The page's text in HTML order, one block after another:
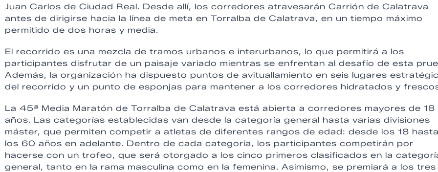
Juan Carlos de Ciudad Real. Desde allí, los corredores atravesarán Carrión de Calatrava
antes de dirigirse hacia la línea de meta en Torralba de Calatrava, en un tiempo máximo
permitido de dos horas y media.
El recorrido es una mezcla de tramos urbanos e interurbanos, lo que permitirá a los
participantes disfrutar de un paisaje variado mientras se enfrentan al desafío de esta
Además, la organización ha dispuesto puntos de avituallamiento en seis lugares
del recorrido y un punto de esponjas para mantener a los corredores hidratados y
La 45ª Media Maratón de Torralba de Calatrava está abierta a corredores mayores de 18
años. Las categorías establecidas van desde la categoría general hasta varias divisiones
máster, que permiten competir a atletas de diferentes rangos de edad: desde los 18 hasta
los 60 años en adelante. Dentro de cada categoría, los participantes competirán por
hacerse con un trofeo, que será otorgado a los cinco primeros clasificados en la
general, tanto en la rama masculina como en la femenina. Asimismo, se premiará a los tres